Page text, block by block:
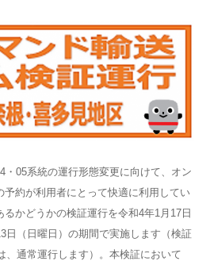
・05系統の運行形態変更に向けて、オン
約が利用者にとって快適に利用してい
かどうかの検証運行を令和4年1月17日
日（日曜日）の期間で実施します（検証
、通常運行します）。本検証において